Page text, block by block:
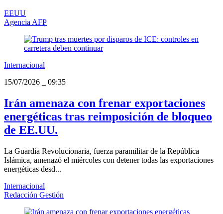
EEUU
Agencia AFP
Internacional
15/07/2026
09:35
Irán amenaza con frenar exportaciones
energéticas tras reimposición de bloqueo
de EE.UU.
La Guardia Revolucionaria, fuerza paramilitar de la República
Islámica, amenazó el miércoles con detener todas las exportaciones
energéticas desd...
Internacional
Redacción Gestión